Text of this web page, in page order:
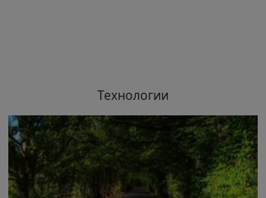
Технологии